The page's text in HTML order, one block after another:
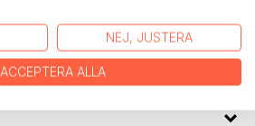
gripande och mångfacetterad
existens och dess djupa
förlust.
NEJ, JUSTERA
ACCEPTERA ALLA